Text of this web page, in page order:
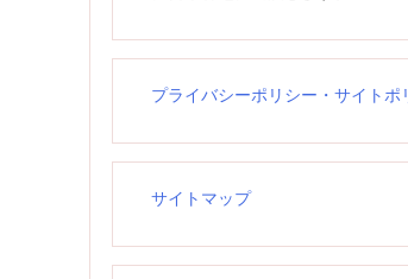
プライバシーポリシー・サイトポ
サイトマップ